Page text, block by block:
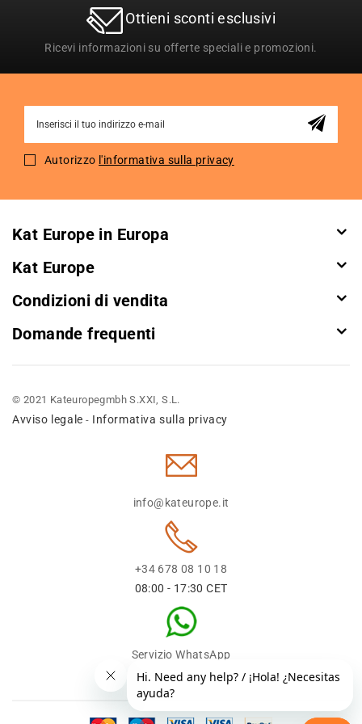
Ottieni sconti esclusivi
Ricevi informazioni su offerte speciali e promozioni.
for
Autorizzo l'informativa sulla privacy
Kat Europe in Europa
Kat Europe
Condizioni di vendita
Domande frequenti
© 2021 Kateuropegmbh S.XXI, S.L.
Avviso legale - Informativa sulla privacy
info@kateurope.it
+34 678 08 10 18
08:00 - 17:30 CET
Servizio WhatsApp
+34 678 08 1018